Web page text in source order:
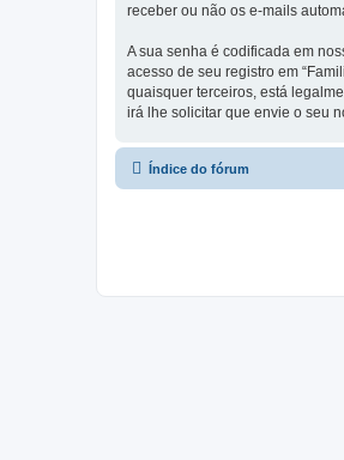
receber ou não os e-mails
A sua senha é codificada em
acesso de seu registro em
quaisquer terceiros, está
irá lhe solicitar que envie o seu
Índice do fórum